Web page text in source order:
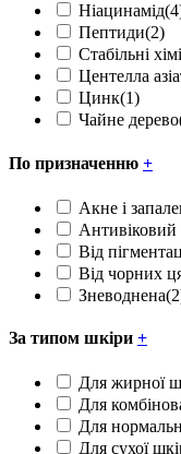
Ніацинамід
Пептиди(2)
Стабільні
Центелла
Цинк(1)
Чайне дерево
По призначенню +
Акне і
Антивіковий
Від
Від чорних
Зневоднена
За типом шкіри +
Для жирної
Для
Для
Для сухої